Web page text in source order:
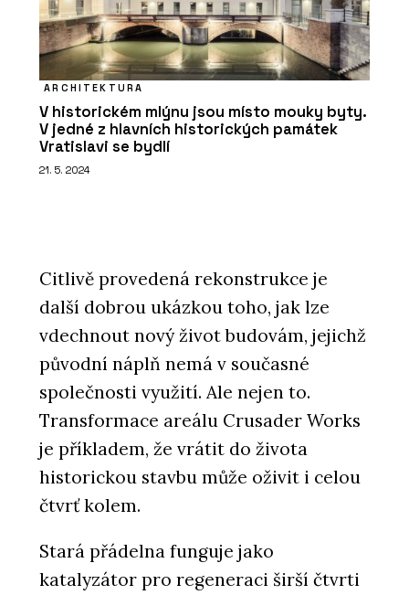
ARCHITEKTURA
V historickém mlýnu jsou místo mouky byty.
V jedné z hlavních historických památek
Vratislavi se bydlí
21. 5. 2024
Citlivě provedená rekonstrukce je
další dobrou ukázkou toho, jak lze
vdechnout nový život budovám, jejichž
původní náplň nemá v současné
společnosti využití. Ale nejen to.
Transformace areálu Crusader Works
je příkladem, že vrátit do života
historickou stavbu může oživit i celou
čtvrť kolem.
Stará přádelna funguje jako
katalyzátor pro regeneraci širší čtvrti